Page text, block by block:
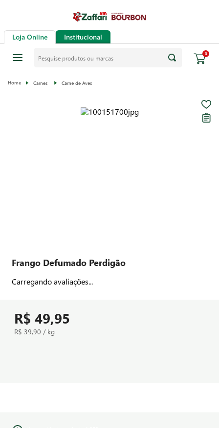
Loja Online Institucional
0